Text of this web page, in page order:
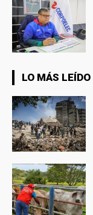
LO MÁS LEÍDO